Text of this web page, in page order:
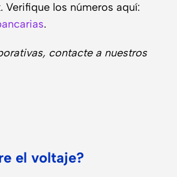
Verifique los números aquí:
.
contacte a nuestros
el voltaje?